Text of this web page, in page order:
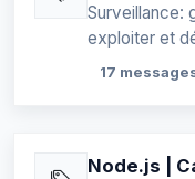
Surveillance:
exploiter et
17
Node.js |